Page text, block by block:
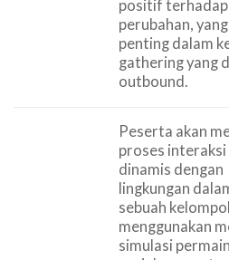
positif terhadap
perubahan,
penting dalam
gathering yang
outbound.
Peserta akan
proses interaksi
dinamis dengan
lingkungan
sebuah
menggunakan
simulasi